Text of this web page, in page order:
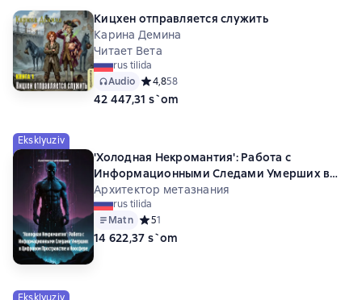
Кицхен отправляется служить
Карина Демина
Читает Вета
rus tilida
Audio Средний рейтинг 4,8 на основе 58 оценок
4,858
42 447,31 s`om
Eksklyuziv
'Холодная Некромантия': Работа с
Информационными Следами Умерших в
Цифровом Пространстве и Ноосфере
Архитектор метазнания
rus tilida
Matn Средний рейтинг 5 на основе 1 оценок
51
14 622,37 s`om